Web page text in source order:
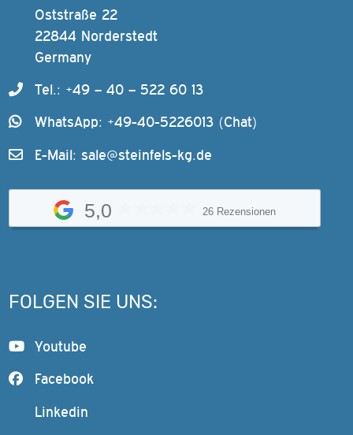
Oststraße 22
22844 Norderstedt
Germany
Tel.: +49 – 40 – 522 60 13
WhatsApp: +49-40-5226013 (Chat)
E-Mail: sale@steinfels-kg.de
5,0 26 Rezensionen
FOLGEN SIE UNS:
Youtube
Facebook
Linkedin